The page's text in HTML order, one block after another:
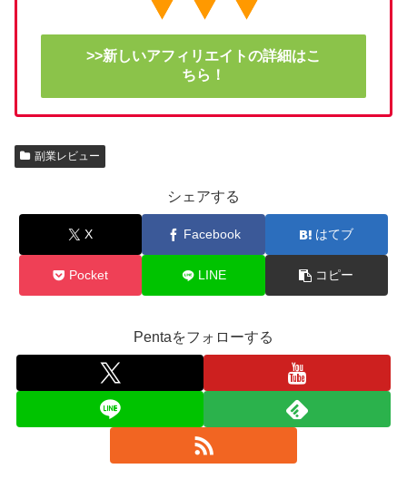
>>新しいアフィリエイトの詳細はこ
ちら！
副業レビュー
シェアする
X Facebook はてブ
Pocket LINE コピー
Pentaをフォローする